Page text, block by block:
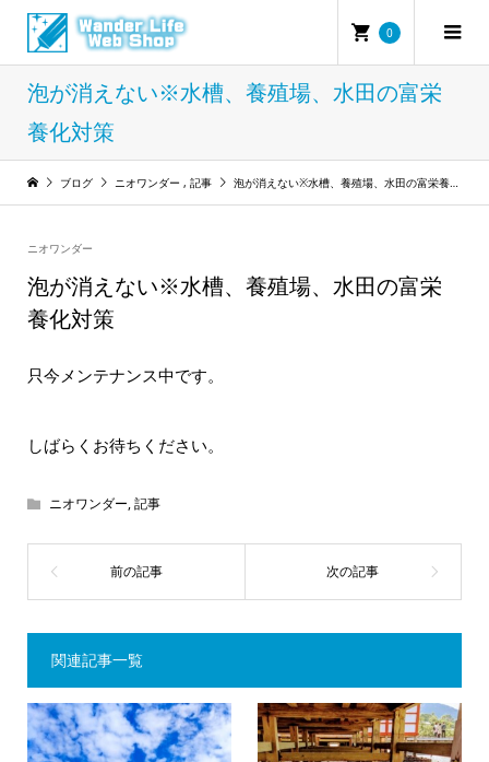
0
泡が消えない※水槽、養殖場、水田の富栄
養化対策
ブログ ニオワンダー , 記事 泡が消えない※水槽、養殖場、水田の富栄養化対策
ニオワンダー
泡が消えない※水槽、養殖場、水田の富栄
養化対策
只今メンテナンス中です。
しばらくお待ちください。
ニオワンダー,記事
関連記事一覧